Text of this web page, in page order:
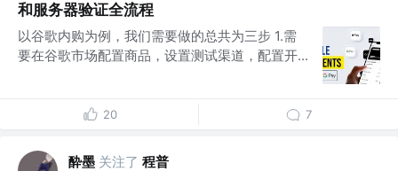
和服务器验证全流程
以谷歌内购为例，我们需要做的总共为三步 1.需
要在谷歌市场配置商品，设置测试渠道，配置开...
20 7
酔墨 关注了 程普